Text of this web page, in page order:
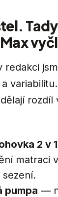
redakci
rozdíl
2 v 1
matraci
pumpa —